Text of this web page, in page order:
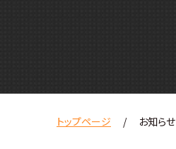
トップページ お知らせ